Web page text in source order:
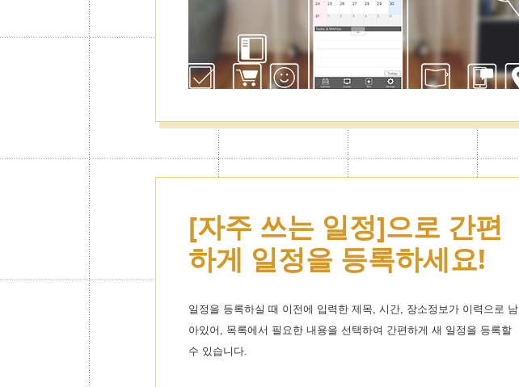
[자주 쓰는 일정]으로 간편
하게 일정을 등록하세요!
일정을 등록하실 때 이전에 입력한 제목, 시간, 장소정보가 이력으로 남
아있어, 목록에서 필요한 내용을 선택하여 간편하게 새 일정을 등록할
수 있습니다.
업무용, 개인일정용, 가족캘린더 등등 사용목적에 따라 캘린더를 100개
까지 추가가 가능하여 비즈니스는 물론 가족간의 일정공유에도 편리하
게 이용가능합니다. 또한 캘린더그룹을 설정하여 원클릭으로 표시전환
도 가능합니다.
테마스킨도 무제한으로 내
취향에 꼭 맞는 디자인으로